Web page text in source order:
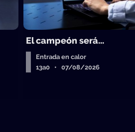
El campeón será...
Entrada en calor
13a0 • 07/08/2026